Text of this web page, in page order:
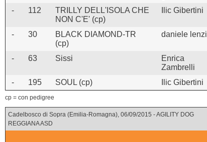
-
112
TRILLY DELL'ISOLA CHE
NON C'E' (cp)
Ilic Gibertini
-
30
BLACK DIAMOND-TR
(cp)
daniele lenzi
- 63 Sissi
Enrica
Zambrelli
- 195 SOUL (cp) Ilic Gibertini
cp = con pedigree
Cadelbosco di Sopra (Emilia-Romagna), 06/09/2015 - AGILITY DOG
REGGIANA ASD